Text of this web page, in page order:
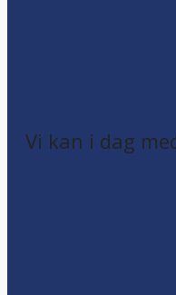
Vi kan i dag